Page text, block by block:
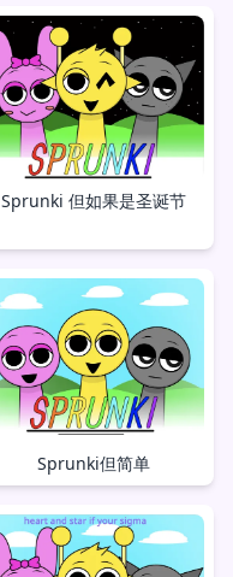
Sprunki 但如果是圣诞节
Sprunki但简单